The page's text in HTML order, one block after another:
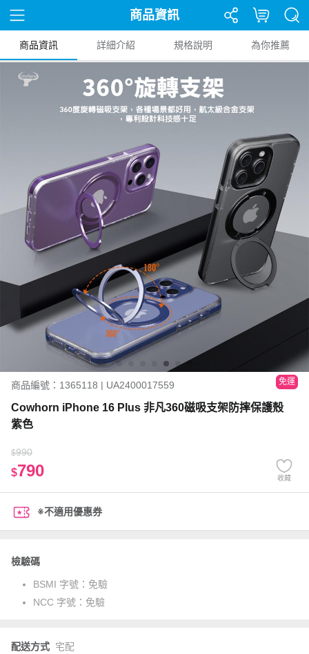
商品資訊
商品資訊 詳細介紹 規格說明 為你推薦
商品編號：1365118 | UA2400017559 免運
Cowhorn iPhone 16 Plus 非凡360磁吸支架防摔保護殼
紫色
$990
$790 收藏
※不適用優惠券
檢驗碼
BSMI 字號： 免驗
NCC 字號： 免驗
配送方式 宅配